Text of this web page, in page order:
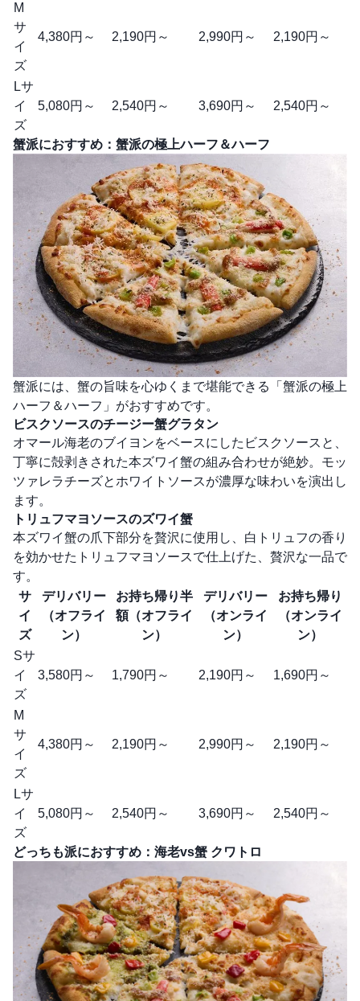
M
サ
イ
ズ
4,380円～ 2,190円～ 2,990円～ 2,190円～
Lサ
イ
ズ
5,080円～ 2,540円～ 3,690円～ 2,540円～
蟹派におすすめ：蟹派の極上ハーフ＆ハーフ
蟹派には、蟹の旨味を心ゆくまで堪能できる「蟹派の極上
ハーフ＆ハーフ」がおすすめです。
ビスクソースのチージー蟹グラタン
オマール海老のブイヨンをベースにしたビスクソースと、
丁寧に殻剥きされた本ズワイ蟹の組み合わせが絶妙。モッ
ツァレラチーズとホワイトソースが濃厚な味わいを演出し
ます。
トリュフマヨソースのズワイ蟹
本ズワイ蟹の爪下部分を贅沢に使用し、白トリュフの香り
を効かせたトリュフマヨソースで仕上げた、贅沢な一品で
す。
サ
イ
ズ
デリバリー
（オフライ
ン）
お持ち帰り半
額（オフライ
ン）
デリバリー
（オンライ
ン）
お持ち帰り
（オンライ
ン）
Sサ
イ
ズ
3,580円～ 1,790円～ 2,190円～ 1,690円～
M
サ
イ
ズ
4,380円～ 2,190円～ 2,990円～ 2,190円～
Lサ
イ
ズ
5,080円～ 2,540円～ 3,690円～ 2,540円～
どっちも派におすすめ：海老vs蟹 クワトロ